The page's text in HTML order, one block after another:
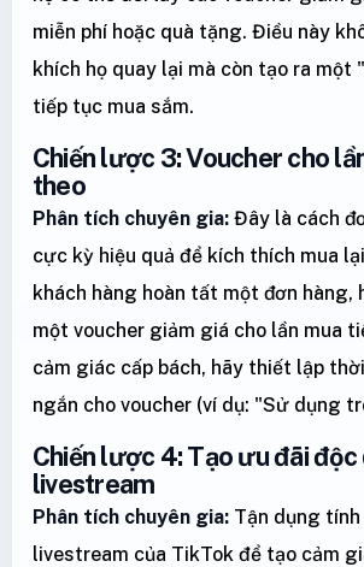
miễn phí hoặc quà tặng. Điều này
khích họ quay lại mà còn tạo ra một
tiếp tục mua sắm.
Chiến lược 3: Voucher cho
theo
Phân tích chuyên gia: Đây là cách
cực kỳ hiệu quả để kích thích mua
khách hàng hoàn tất một đơn
một voucher giảm giá cho lần mua
cảm giác cấp bách, hãy thiết lập
ngắn cho voucher (ví dụ: "Sử dụng
Chiến lược 4: Tạo ưu đãi độc
livestream
Phân tích chuyên gia: Tận dụng tính
livestream của TikTok để tạo cảm